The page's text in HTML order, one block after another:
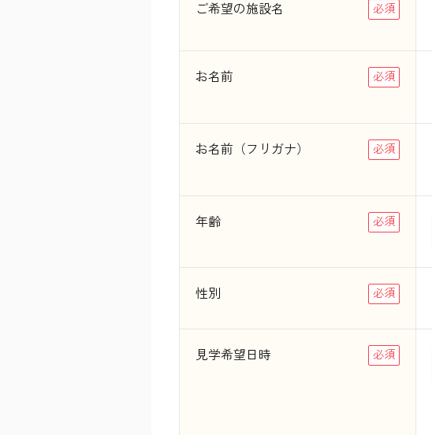
ご希望の施設名
お名前
お名前（フリガナ）
年齢
性別
見学希望日時